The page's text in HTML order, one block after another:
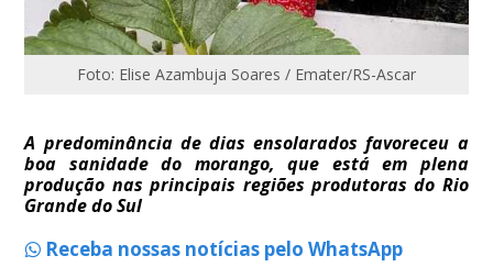
Foto: Elise Azambuja Soares / Emater/RS-Ascar
A predominância de dias ensolarados favoreceu a
boa sanidade do morango, que está em plena
produção nas principais regiões produtoras do Rio
Grande do Sul
Receba nossas notícias pelo WhatsApp